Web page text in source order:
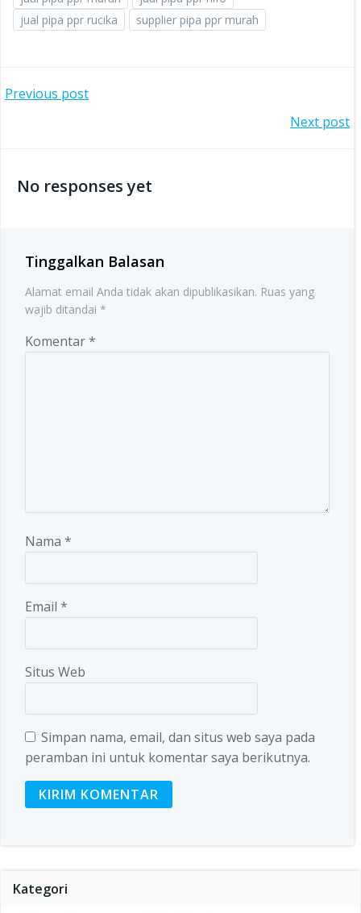
jual pipa ppr rucika
supplier pipa ppr murah
Post
Previous post
navigation
Next post
No responses yet
Tinggalkan Balasan
Alamat email Anda tidak akan dipublikasikan. Ruas yang
wajib ditandai *
Komentar*
Nama *
Email *
Situs Web
Simpan nama, email, dan situs web saya pada
peramban ini untuk komentar saya berikutnya.
Kategori